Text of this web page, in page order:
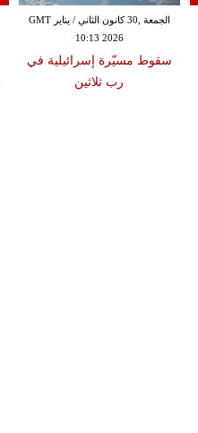
الجمعة ,30 كانون الثاني / يناير GMT
10:13 2026
سقوط مسيّرة إسرائيلية في
رب ثلاثين